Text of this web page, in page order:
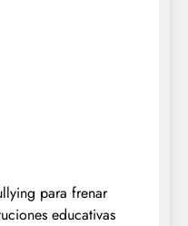
para frenar
educativas